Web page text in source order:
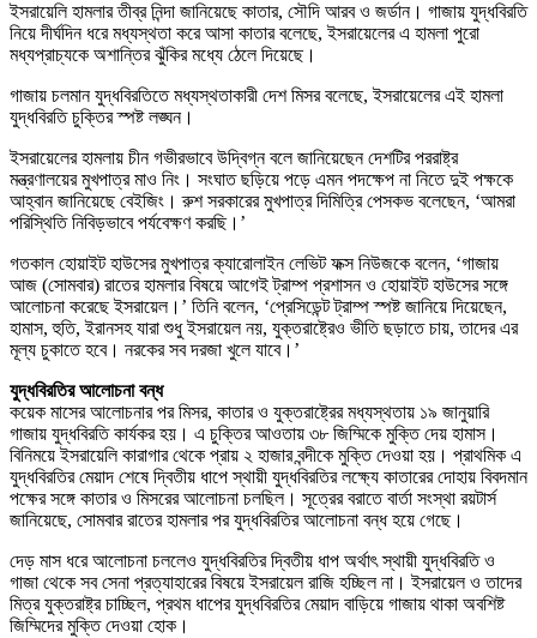
ইসরায়েলি হামলার তীব্র নিন্দা জানিয়েছে কাতার, সৌদি আরব ও জর্ডান। গাজায় যুদ্ধবিরতি
নিয়ে দীর্ঘদিন ধরে মধ্যস্থতা করে আসা কাতার বলেছে, ইসরায়েলের এ হামলা পুরো
মধ্যপ্রাচ্যকে অশান্তির ঝুঁকির মধ্যে ঠেলে দিয়েছে।
গাজায় চলমান যুদ্ধবিরতিতে মধ্যস্থতাকারী দেশ মিসর বলেছে, ইসরায়েলের এই হামলা
যুদ্ধবিরতি চুক্তির স্পষ্ট লঙ্ঘন।
ইসরায়েলের হামলায় চীন গভীরভাবে উদ্বিগ্ন বলে জানিয়েছেন দেশটির পররাষ্ট্র
মন্ত্রণালয়ের মুখপাত্র মাও নিং। সংঘাত ছড়িয়ে পড়ে এমন পদক্ষেপ না নিতে দুই পক্ষকে
আহ্বান জানিয়েছে বেইজিং। রুশ সরকারের মুখপাত্র দিমিত্রি পেসকভ বলেছেন, ‘আমরা
পরিস্থিতি নিবিড়ভাবে পর্যবেক্ষণ করছি।’
গতকাল হোয়াইট হাউসের মুখপাত্র ক্যারোলাইন লেভিট ফক্স নিউজকে বলেন, ‘গাজায়
আজ (সোমবার) রাতের হামলার বিষয়ে আগেই ট্রাম্প প্রশাসন ও হোয়াইট হাউসের সঙ্গে
আলোচনা করেছে ইসরায়েল।’ তিনি বলেন, ‘প্রেসিডেন্ট ট্রাম্প স্পষ্ট জানিয়ে দিয়েছেন,
হামাস, হুতি, ইরানসহ যারা শুধু ইসরায়েল নয়, যুক্তরাষ্ট্রেও ভীতি ছড়াতে চায়, তাদের এর
মূল্য চুকাতে হবে। নরকের সব দরজা খুলে যাবে।’
যুদ্ধবিরতির আলোচনা বন্ধ
কয়েক মাসের আলোচনার পর মিসর, কাতার ও যুক্তরাষ্ট্রের মধ্যস্থতায় ১৯ জানুয়ারি
গাজায় যুদ্ধবিরতি কার্যকর হয়। এ চুক্তির আওতায় ৩৮ জিম্মিকে মুক্তি দেয় হামাস।
বিনিময়ে ইসরায়েলি কারাগার থেকে প্রায় ২ হাজার বন্দীকে মুক্তি দেওয়া হয়। প্রাথমিক এ
যুদ্ধবিরতির মেয়াদ শেষে দ্বিতীয় ধাপে স্থায়ী যুদ্ধবিরতির লক্ষ্যে কাতারের দোহায় বিবদমান
পক্ষের সঙ্গে কাতার ও মিসরের আলোচনা চলছিল। সূত্রের বরাতে বার্তা সংস্থা রয়টার্স
জানিয়েছে, সোমবার রাতের হামলার পর যুদ্ধবিরতির আলোচনা বন্ধ হয়ে গেছে।
দেড় মাস ধরে আলোচনা চললেও যুদ্ধবিরতির দ্বিতীয় ধাপ অর্থাৎ স্থায়ী যুদ্ধবিরতি ও
গাজা থেকে সব সেনা প্রত্যাহারের বিষয়ে ইসরায়েল রাজি হচ্ছিল না। ইসরায়েল ও তাদের
মিত্র যুক্তরাষ্ট্র চাচ্ছিল, প্রথম ধাপের যুদ্ধবিরতির মেয়াদ বাড়িয়ে গাজায় থাকা অবশিষ্ট
জিম্মিদের মুক্তি দেওয়া হোক।